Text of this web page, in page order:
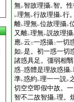
無レ智故理攝レ智。
レ理無レ行故理攝レ行
離レ理無レ位故理攝レ
又離レ理無レ説故理攝
應レ云三一惑攝二一切
如 レ是。初一惑一切
諸惑具足。彊弱相
惑一惑體是理故惑攝レ
準レ惑約 レ理一一説レ
切空空即假中故。
智不二故智攝レ理。